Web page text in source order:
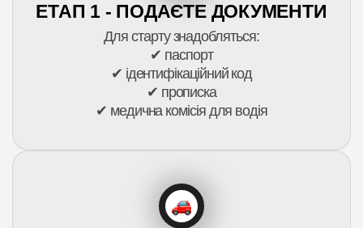
ЕТАП 1 - ПОДАЄТЕ ДОКУМЕНТИ
Для старту знадобляться:
✔ паспорт
✔ ідентифікаційний код
✔ прописка
✔ медична комісія для водія